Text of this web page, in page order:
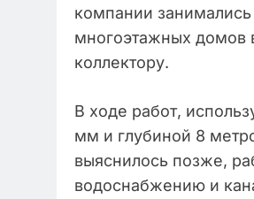
компании
многоэтажных домов
коллектору.
В ходе работ,
мм и глубиной 8
выяснилось позже,
водоснабжению и